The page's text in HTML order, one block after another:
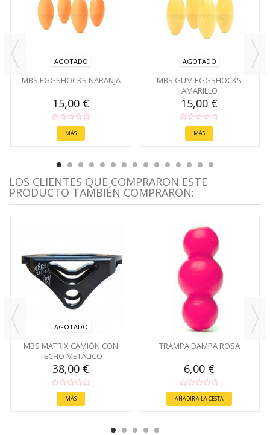
AGOTADO
MBS EGGSHOCKS NARANJA
15,00 €
MÁS
AGOTADO
MBS GUM EGGSHOCKS
AMARILLO
15,00 €
MÁS
LOS CLIENTES QUE COMPRARON ESTE
PRODUCTO TAMBIÉN COMPRARON:
AGOTADO
MBS MATRIX CAMIÓN CON
TECHO METÁLICO
38,00 €
MÁS
TRAMPA DAMPA ROSA
6,00 €
AÑADIR A LA CESTA